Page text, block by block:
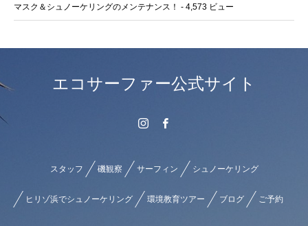
マスク＆シュノーケリングのメンテナンス！ - 4,573 ビュー
エコサーファー公式サイト
スタッフ 磯観察 サーフィン シュノーケリング
ヒリゾ浜でシュノーケリング 環境教育ツアー ブログ ご予約